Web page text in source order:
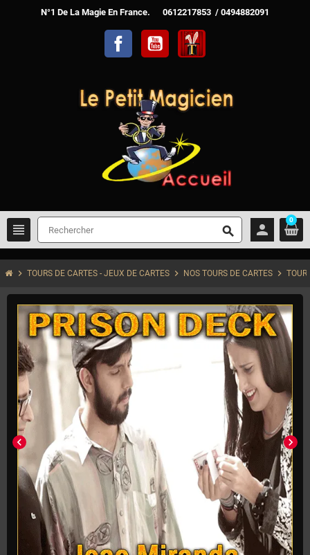
N°1 De La Magie En France. 0612217853 / 0494882091
Facebook YouTube
view_headline search person
0
chevron_right TOURS DE CARTES - JEUX DE CARTES chevron_right NOS TOURS DE CARTES chevron_right TOUR
chevron_left chevron_right